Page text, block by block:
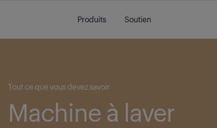
Produits
Soutien
Tout ce que vous devez savoir
Machine à laver